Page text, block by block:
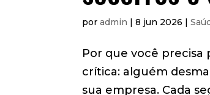
poradmin |8 jun 2026 |
Por que você
crítica: alguém
sua empresa. Cada